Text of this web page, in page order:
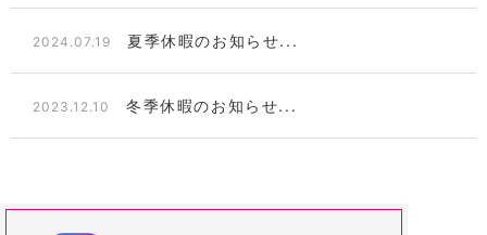
2024.07.19 夏季休暇のお知らせ...
2023.12.10 冬季休暇のお知らせ...